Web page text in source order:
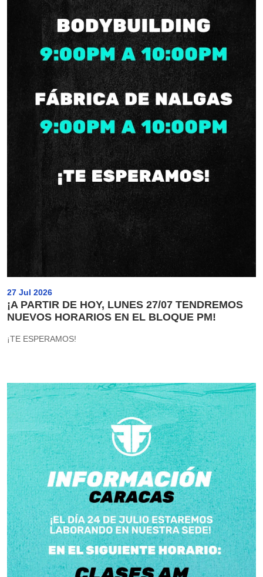
27 Jul 2026
¡A PARTIR DE HOY, LUNES 27/07 TENDREMOS
NUEVOS HORARIOS EN EL BLOQUE PM!
¡TE ESPERAMOS!